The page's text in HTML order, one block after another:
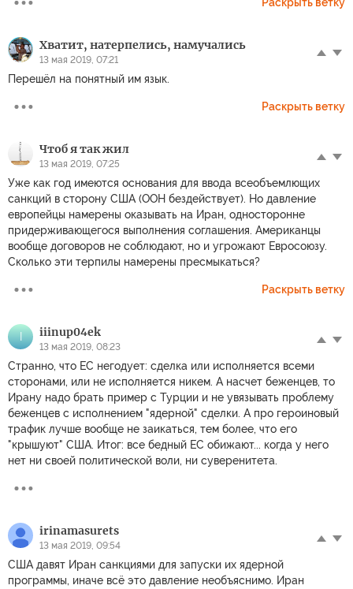
Хватит, натерпелись, намучались
13 мая 2019, 07:21
Перешёл на понятный им язык.
Раскрыть ветку
Чтоб я так жил
13 мая 2019, 07:25
Уже как год имеются основания для ввода всеобъемлющих
санкций в сторону США (ООН бездействует). Но давление
европейцы намерены оказывать на Иран, односторонне
придерживающегося выполнения соглашения. Американцы
вообще договоров не соблюдают, но и угрожают Евросоюзу.
Сколько эти терпилы намерены пресмыкаться?
Раскрыть ветку
I iiinup04ek
13 мая 2019, 08:23
Странно, что ЕС негодует: сделка или исполняется всеми
сторонами, или не исполняется никем. А насчет беженцев, то
Ирану надо брать пример с Турции и не увязывать проблему
беженцев с исполнением "ядерной" сделки. А про героиновый
трафик лучше вообще не заикаться, тем более, что его
"крышуют" США. Итог: все бедный ЕС обижают... когда у него
нет ни своей политической воли, ни суверенитета.
irinamasurets
13 мая 2019, 09:54
США давят Иран санкциями для запуски их ядерной
программы, иначе всё это давление необъяснимо. Иран